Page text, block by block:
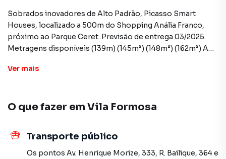
Sobrados inovadores de Alto Padrão, Picasso Smart
Houses, localizado a 500m do Shopping Anália Franco,
próximo ao Parque Ceret. Previsão de entrega 03/2025.
Metragens disponíveis (139m) (145m²) (148m²) (162m²) A
vagas de garagem Deck possui jacuzzi com
Inverno, Quintal, Lavabo, Lavanderia, Sala de Jantar, Sala de
Sobrado para Venda em região valorizada do bairro Vila
Ver mais
O que fazer em Vila Formosa
Transporte público
Os pontos Av. Henrique Morize, 333, R. Bailique, 364e